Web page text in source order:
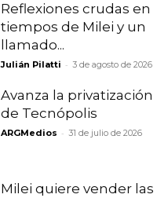
Reflexiones crudas en
tiempos de Milei y un
llamado...
Julián Pilatti - 3 de agosto de 2026
Avanza la privatización
de Tecnópolis
ARGMedios - 31 de julio de 2026
Milei quiere vender las